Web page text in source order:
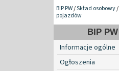
BIP PW/Skład osobowy/
pojazdów
BIP PW
Informacje ogólne
Ogłoszenia